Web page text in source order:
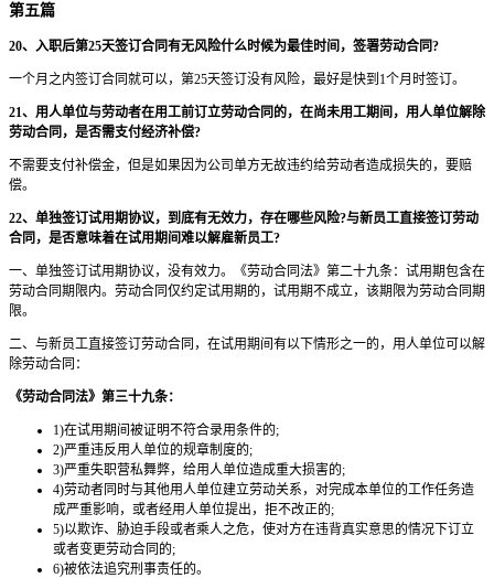
第五篇
20、入职后第25天签订合同有无风险什么时候为最佳时间，签署劳动合同?
一个月之内签订合同就可以，第25天签订没有风险，最好是快到1个月时签订。
21、用人单位与劳动者在用工前订立劳动合同的，在尚未用工期间，用人单位解除
劳动合同，是否需支付经济补偿?
不需要支付补偿金，但是如果因为公司单方无故违约给劳动者造成损失的，要赔
偿。
22、单独签订试用期协议，到底有无效力，存在哪些风险?与新员工直接签订劳动
合同，是否意味着在试用期间难以解雇新员工?
一、单独签订试用期协议，没有效力。《劳动合同法》第二十九条：试用期包含在
劳动合同期限内。劳动合同仅约定试用期的，试用期不成立，该期限为劳动合同期
限。
二、与新员工直接签订劳动合同，在试用期间有以下情形之一的，用人单位可以解
除劳动合同：
《劳动合同法》第三十九条：
1)在试用期间被证明不符合录用条件的;
2)严重违反用人单位的规章制度的;
3)严重失职营私舞弊，给用人单位造成重大损害的;
4)劳动者同时与其他用人单位建立劳动关系，对完成本单位的工作任务造
成严重影响，或者经用人单位提出，拒不改正的;
5)以欺诈、胁迫手段或者乘人之危，使对方在违背真实意思的情况下订立
或者变更劳动合同的;
6)被依法追究刑事责任的。